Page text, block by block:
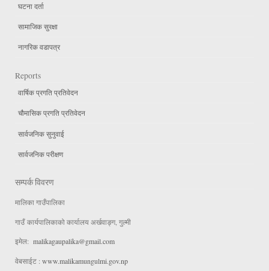
घटना दर्ता
सामाजिक सुरक्षा
नागरिक वडापत्र
Reports
वार्षिक प्रगति प्रतिवेदन
चौमासिक प्रगति प्रतिवेदन
सार्वजनिक सुनुवाई
सार्वजनिक परीक्षण
सम्पर्क विवरण
मालिका गाउँपालिका
गाउँ कार्यपालिकाको कार्यालय अर्खवाङ्ग, गुल्मी
इमेल: malikagaupalika@gmail.com
वेबसाईट : www.malikamungulmi.gov.np